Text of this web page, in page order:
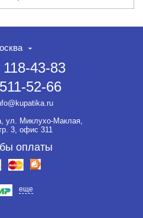
43-83
52-66
ул. Миклухо-Маклая,
3, офис 311
оплаты
еще